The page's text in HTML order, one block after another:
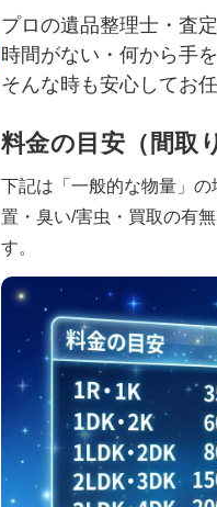
プロの遺品整理士・査
時間がない・何から手
そんな時も安心してお
料金の目安（間取
下記は「一般的な物量」
置・臭い/害虫・買取の有
す。